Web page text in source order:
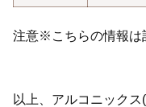
注意※こちらの情報は
以上、アルコニック